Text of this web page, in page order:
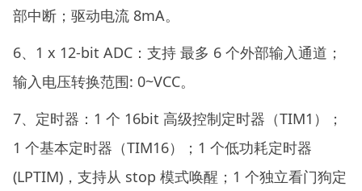
部中断；驱动电流 8mA。
6、1 x 12-bit ADC：支持 最多 6 个外部输入通道；
输入电压转换范围: 0~VCC。
7、定时器：1 个 16bit 高级控制定时器（TIM1）；
1 个基本定时器（TIM16）；1 个低功耗定时器
(LPTIM)，支持从 stop 模式唤醒；1 个独立看门狗定